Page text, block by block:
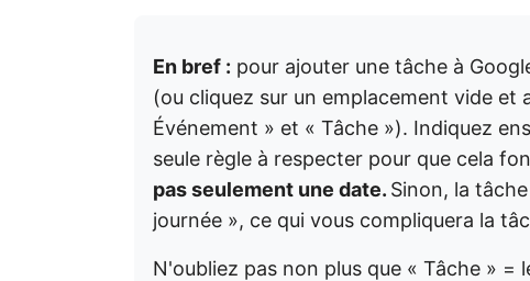
En bref : pour ajouter une tâche à
(ou cliquez sur un emplacement vide
Événement » et « Tâche »). Indiquez
seule règle à respecter pour que cela
pas seulement une date. Sinon, la
journée », ce qui vous compliquera la
N'oubliez pas non plus que « Tâche » =